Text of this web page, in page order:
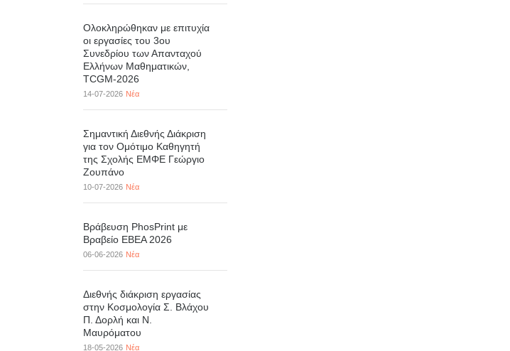
Ολοκληρώθηκαν με επιτυχία
οι εργασίες του 3ου
Συνεδρίου των Απανταχού
Ελλήνων Μαθηματικών,
TCGM-2026
14-07-2026 Νέα
Σημαντική Διεθνής Διάκριση
για τον Ομότιμο Καθηγητή
της Σχολής ΕΜΦΕ Γεώργιο
Ζουπάνο
10-07-2026 Νέα
Βράβευση PhosPrint με
Βραβείο ΕΒΕΑ 2026
06-06-2026 Νέα
Διεθνής διάκριση εργασίας
στην Κοσμολογία Σ. Βλάχου
Π. Δορλή και Ν.
Μαυρόματου
18-05-2026 Νέα